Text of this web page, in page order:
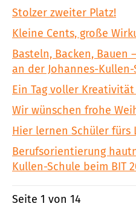
Stolzer zweiter Platz!
Kleine Cents, große
Basteln, Backen, Bauen
an der Johannes-Kullen-
Ein Tag voller
Wir wünschen frohe
Hier lernen Schüler fürs
Berufsorientierung
Kullen-Schule beim BIT
Seite 1 von 14